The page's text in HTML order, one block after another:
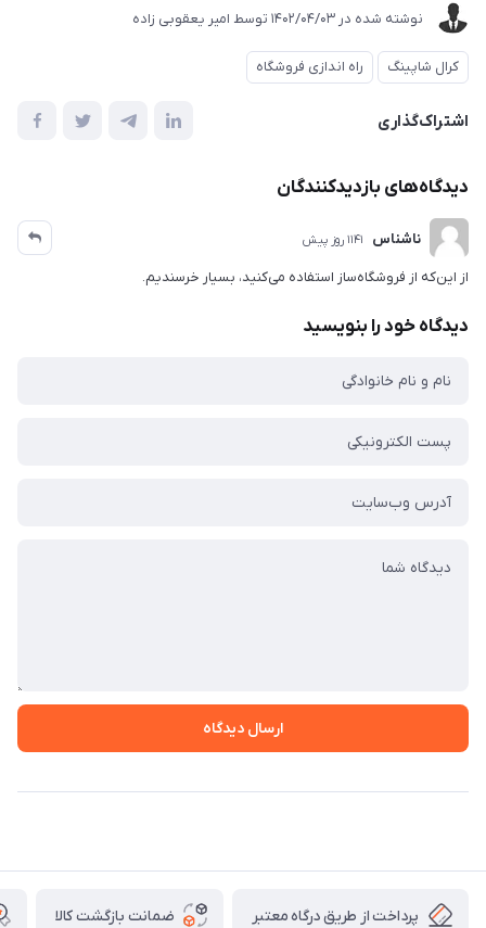
نوشته شده در 1402/04/03 توسط امیر یعقوبی زاده
کرال شاپینگ راه اندازی فروشگاه
اشتراک‌گذاری
دیدگاه‌های بازدیدکنندگان
ناشناس 1141 روز پیش
از این‌که از فروشگاه‌ساز استفاده می‌کنید، بسیار خرسندیم.
دیدگاه خود را بنویسید
ارسال دیدگاه
پرداخت از طریق درگاه معتبر ضمانت بازگشت کالا